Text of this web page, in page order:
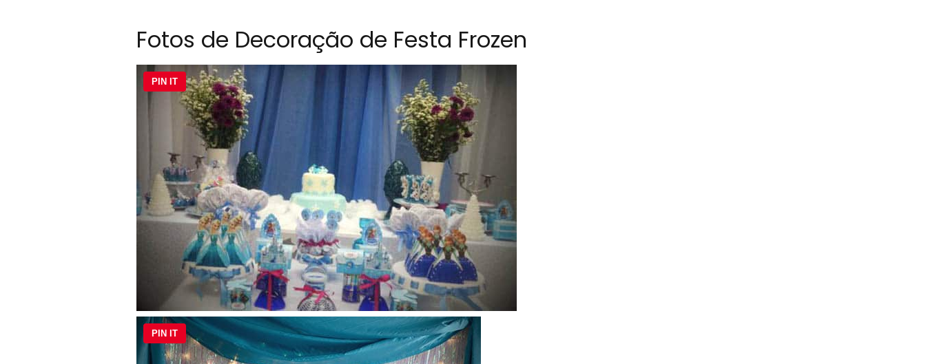
Fotos de Decoração de Festa Frozen
PIN IT
PIN IT